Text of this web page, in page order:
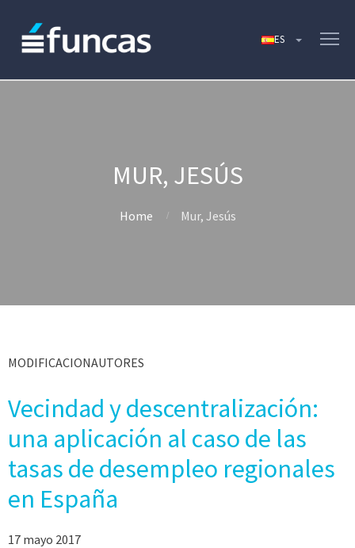
MUR, JESÚS
Home Mur, Jesús
MODIFICACIONAUTORES
Vecindad y descentralización:
una aplicación al caso de las
tasas de desempleo regionales
en España
17 mayo 2017